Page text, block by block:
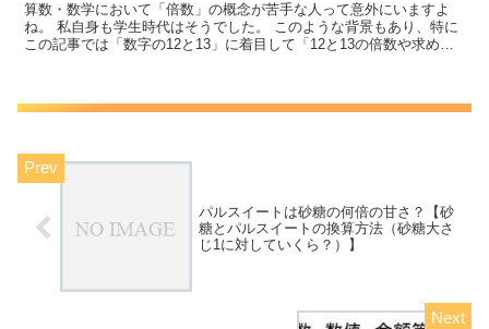
算数・数学において「倍数」の概念が苦手な人って意外にいますよ
ね。 私自身も学生時代はそうでした。 このような背景もあり、特に
この記事では「数字の12と13」に着目して「12と13の倍数や求め方
パルスイートは砂糖の何倍の甘さ？【砂
糖とパルスイートの換算方法（砂糖大さ
じ1に対していくら？）】